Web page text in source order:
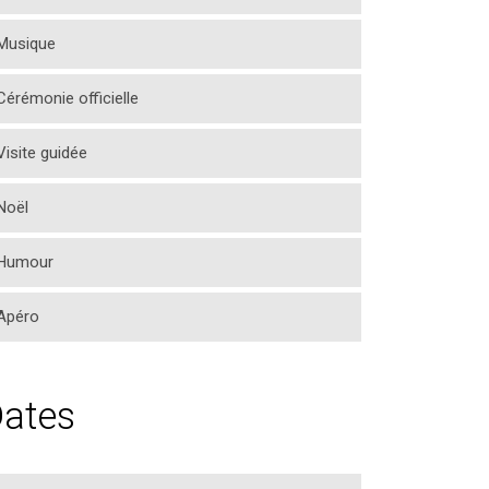
officielle
guidée